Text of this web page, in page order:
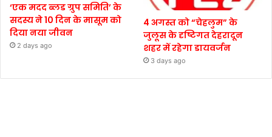
‘एक मदद ब्लड ग्रुप समिति’ के
सदस्य ने 10 दिन के मासूम को
दिया नया जीवन
2 days ago
4 अगस्त को “चेहलुम” के
जुलूस के दृष्टिगत देहरादून
शहर में रहेगा डायवर्जन
3 days ago